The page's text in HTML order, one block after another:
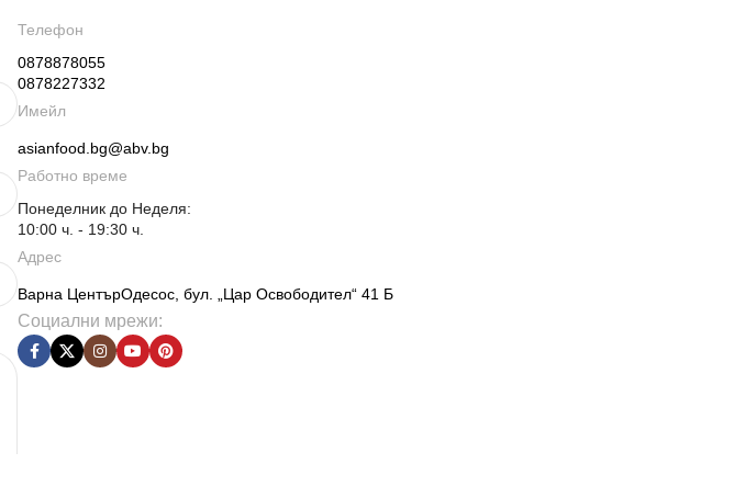
Телефон
0878878055
0878227332
Имейл
asianfood.bg@abv.bg
Работно време
Понеделник до Неделя:
10:00 ч. - 19:30 ч.
Адрес
Варна ЦентърОдесос, бул. „Цар Освободител“ 41 Б
Социални мрежи: